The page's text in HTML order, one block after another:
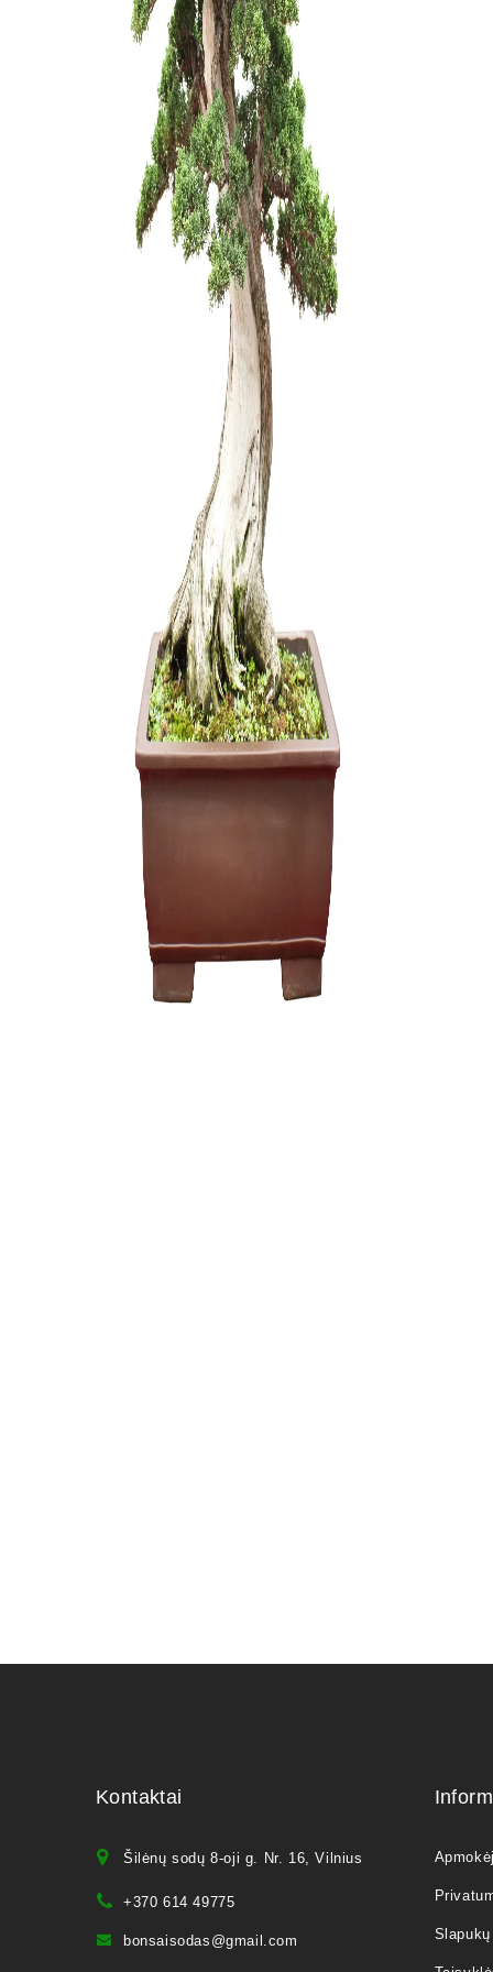
Kontaktai
Šilėnų sodų 8-oji g. Nr. 16, Vilnius
+370 614 49775
bonsaisodas@gmail.com